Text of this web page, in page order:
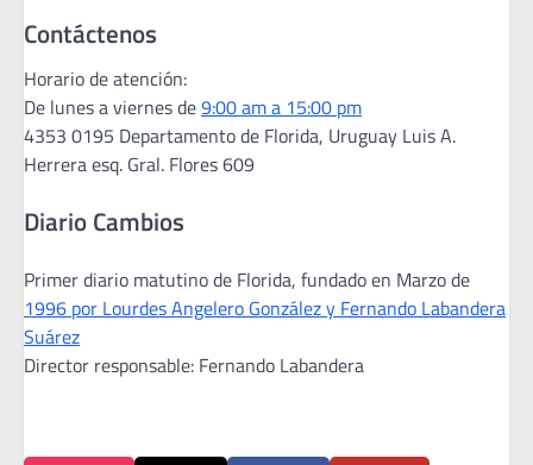
Contáctenos
Horario de atención:
De lunes a viernes de9:00 am a 15:00 pm
4353 0195 Departamento de Florida, Uruguay Luis A.
Herrera esq. Gral. Flores 609
Diario Cambios
Primer diario matutino de Florida, fundado en Marzo de
1996 por Lourdes Angelero González y Fernando Labandera
Suárez
Director responsable: Fernando Labandera